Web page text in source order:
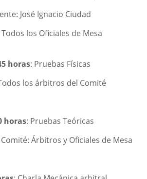
José Ignacio Ciudad
los Oficiales de Mesa
horas: Pruebas Físicas
los árbitros del Comité
horas: Pruebas Teóricas
Árbitros y Oficiales de Mesa